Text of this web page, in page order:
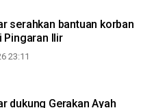
serahkan bantuan korban
Pingaran Ilir
23:11
dukung Gerakan Ayah